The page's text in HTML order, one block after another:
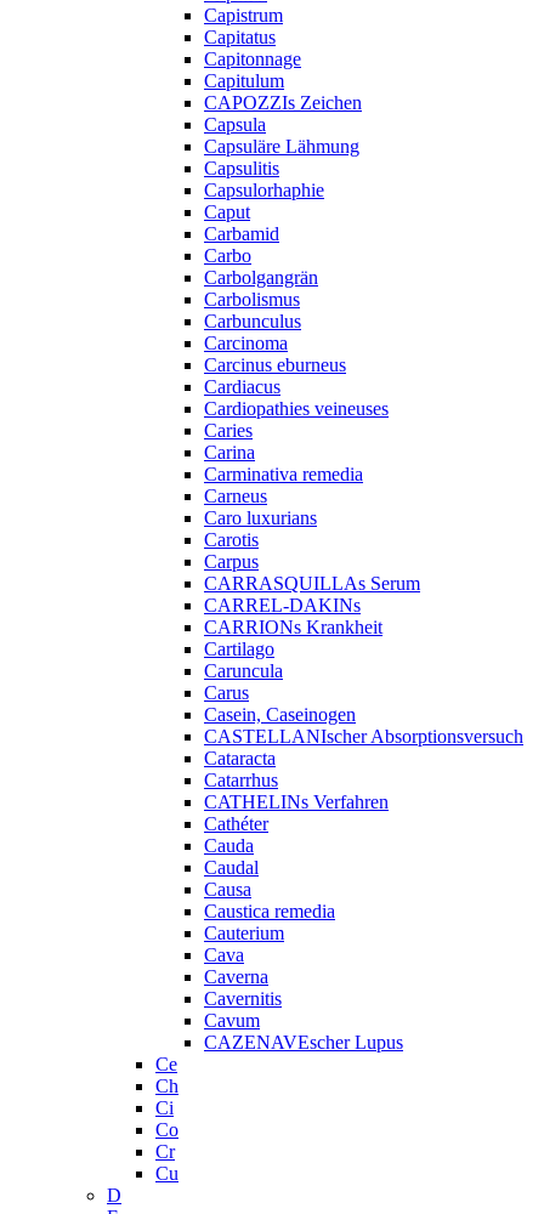
Capistrum
Capitatus
Capitonnage
Capitulum
CAPOZZIs Zeichen
Capsula
Capsuläre Lähmung
Capsulitis
Capsulorhaphie
Caput
Carbamid
Carbo
Carbolgangrän
Carbolismus
Carbunculus
Carcinoma
Carcinus eburneus
Cardiacus
Cardiopathies veineuses
Caries
Carina
Carminativa remedia
Carneus
Caro luxurians
Carotis
Carpus
CARRASQUILLAs Serum
CARREL-DAKINs
CARRIONs Krankheit
Cartilago
Caruncula
Carus
Casein, Caseinogen
CASTELLANIscher Absorptionsversuch
Cataracta
Catarrhus
CATHELINs Verfahren
Cathéter
Cauda
Caudal
Causa
Caustica remedia
Cauterium
Cava
Caverna
Cavernitis
Cavum
CAZENAVEscher Lupus
Ce
Ch
Ci
Co
Cr
Cu
D